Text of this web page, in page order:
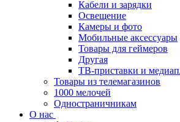
Кабели и зарядки
Освещение
Камеры и фото
Мобильные аксессуары
Товары для геймеров
Другая
ТВ-приставки и
Товары из телемагазинов
1000 мелочей
Одностраничникам
О нас